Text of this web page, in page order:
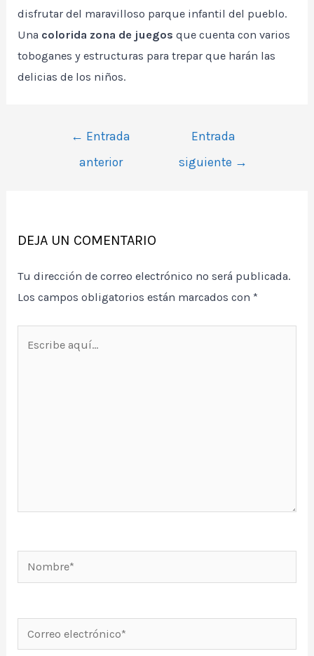
disfrutar del maravilloso parque infantil del pueblo.
Una colorida zona de juegos que cuenta con varios
toboganes y estructuras para trepar que harán las
delicias de los niños.
Navegación
← Entrada
anterior
Entrada
siguiente →
DEJA UN COMENTARIO
Tu dirección de correo electrónico no será publicada.
Los campos obligatorios están marcados con *
Nombre*
electrónico*